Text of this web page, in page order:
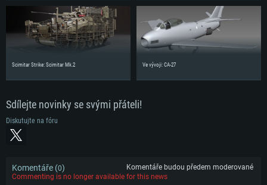
Scimitar Strike: Scimitar Mk.2 Ve vývoji: CA-27
Sdílejte novinky se svými přáteli!
Diskutujte na fóru
Komentáře (0)
Komentáře budou předem moderované
Commenting is no longer available for this news